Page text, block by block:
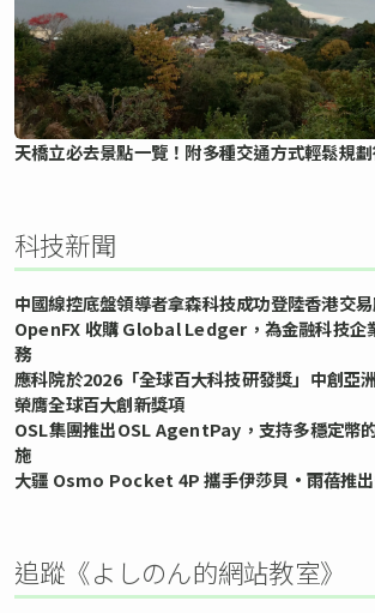
天橋立必去景點一覽！附多種交通方式輕鬆規
科技新聞
中國線控底盤領導者拿森科技成功登陸香港交
OpenFX 收購 Global Ledger，為金融科技企
務
應科院於2026「全球百大科技研發獎」中創亞
榮膺全球百大創新獎項
OSL集團推出OSL AgentPay，支持多穩定幣
施
大疆 Osmo Pocket 4P 攜手伊莎貝•雨蓓推出
追蹤《よしのん的網站教室》